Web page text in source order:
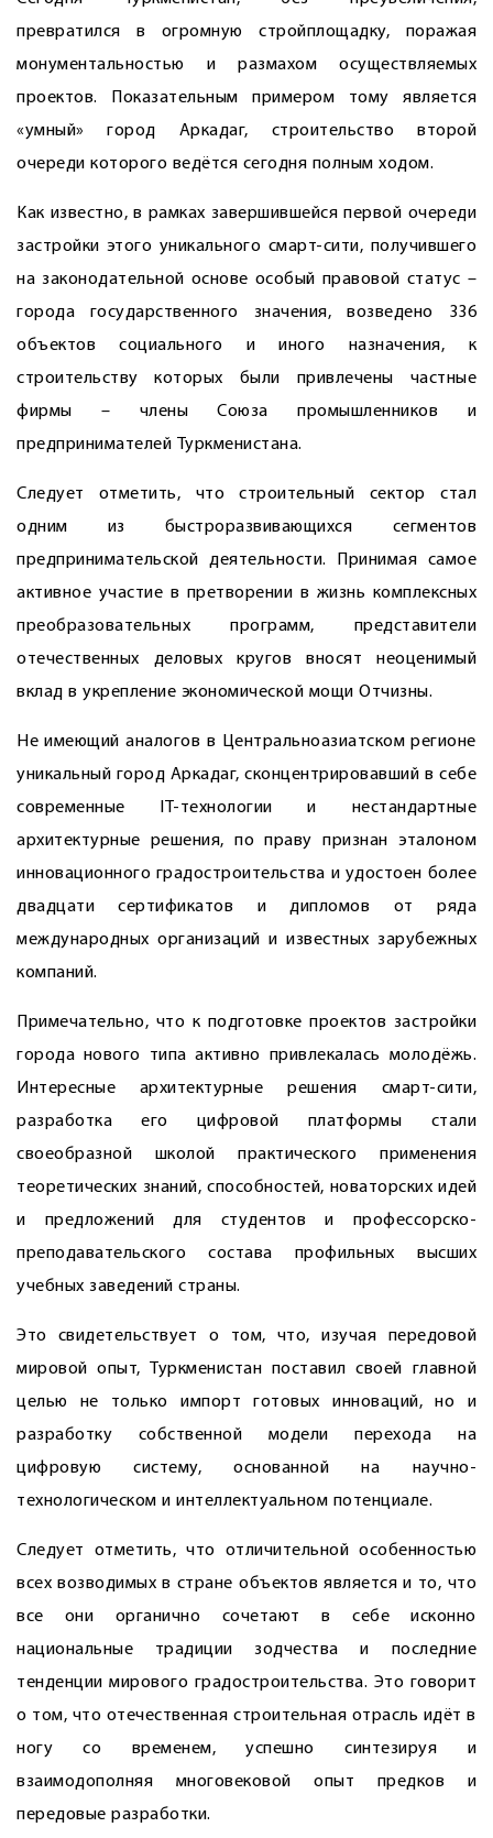
превратился в огромную стройплощадку, поражая
монументальностью и размахом осуществляемых
проектов. Показательным примером тому является
«умный» город Аркадаг, строительство второй
очереди которого ведётся сегодня полным ходом.
Как известно, в рамках завершившейся первой очереди
застройки этого уникального смарт-сити, получившего
на законодательной основе особый правовой статус –
города государственного значения, возведено 336
объектов социального и иного назначения, к
строительству которых были привлечены частные
фирмы – члены Союза промышленников и
предпринимателей Туркменистана.
Следует отметить, что строительный сектор стал
одним из быстроразвивающихся сегментов
предпринимательской деятельности. Принимая самое
активное участие в претворении в жизнь комплексных
преобразовательных программ, представители
отечественных деловых кругов вносят неоценимый
вклад в укрепление экономической мощи Отчизны.
Не имеющий аналогов в Центральноазиатском регионе
уникальный город Аркадаг, сконцентрировавший в себе
современные IT-технологии и нестандартные
архитектурные решения, по праву признан эталоном
инновационного градостроительства и удостоен более
двадцати сертификатов и дипломов от ряда
международных организаций и известных зарубежных
компаний.
Примечательно, что к подготовке проектов застройки
города нового типа активно привлекалась молодёжь.
Интересные архитектурные решения смарт-сити,
разработка его цифровой платформы стали
своеобразной школой практического применения
теоретических знаний, способностей, новаторских идей
и предложений для студентов и профессорско-
преподавательского состава профильных высших
учебных заведений страны.
Это свидетельствует о том, что, изучая передовой
мировой опыт, Туркменистан поставил своей главной
целью не только импорт готовых инноваций, но и
разработку собственной модели перехода на
цифровую систему, основанной на научно-
технологическом и интеллектуальном потенциале.
Следует отметить, что отличительной особенностью
всех возводимых в стране объектов является и то, что
все они органично сочетают в себе исконно
национальные традиции зодчества и последние
тенденции мирового градостроительства. Это говорит
о том, что отечественная строительная отрасль идёт в
ногу со временем, успешно синтезируя и
взаимодополняя многовековой опыт предков и
передовые разработки.